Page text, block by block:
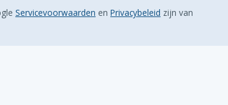
Servicevoorwaarden en Privacybeleid zijn van